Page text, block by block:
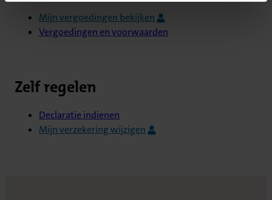
Mijn vergoedingen bekijken
Vergoedingen en voorwaarden
Zelf regelen
Declaratie indienen
Mijn verzekering wijzigen